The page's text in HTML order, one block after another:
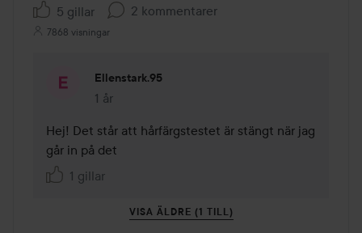
5 gillar 2 kommentarer
7868 visningar
Ellenstark.95
1 år
Kommentaren lades 1 år
Hej! Det står att hårfärgstestet är stängt när jag
går in på det
1 gillar
VISA ÄLDRE (1 TILL)